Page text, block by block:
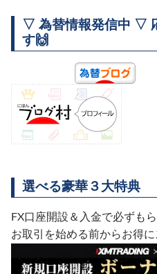
▽ 為替情報発信中 ▽
す🙌
選べる豪華３大特典
FX口座開設＆入金で必ずも
お取引を始める前からお得に